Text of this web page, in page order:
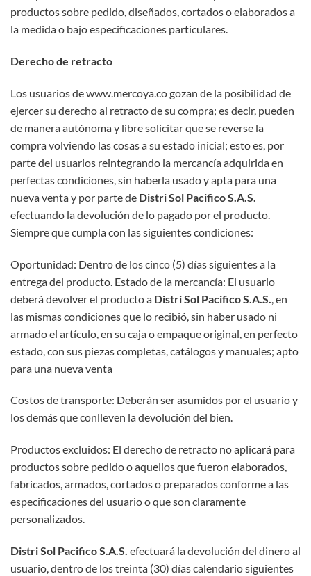
productos sobre pedido, diseñados, cortados o elaborados a
la medida o bajo especificaciones particulares.
Derecho de retracto
Los usuarios de www.mercoya.co gozan de la posibilidad de
ejercer su derecho al retracto de su compra; es decir, pueden
de manera autónoma y libre solicitar que se reverse la
compra volviendo las cosas a su estado inicial; esto es, por
parte del usuarios reintegrando la mercancía adquirida en
perfectas condiciones, sin haberla usado y apta para una
nueva venta y por parte de Distri Sol Pacifico S.A.S.
efectuando la devolución de lo pagado por el producto.
Siempre que cumpla con las siguientes condiciones:
Oportunidad: Dentro de los cinco (5) días siguientes a la
entrega del producto. Estado de la mercancía: El usuario
deberá devolver el producto a Distri Sol Pacifico S.A.S. , en
las mismas condiciones que lo recibió, sin haber usado ni
armado el artículo, en su caja o empaque original, en perfecto
estado, con sus piezas completas, catálogos y manuales; apto
para una nueva venta
Costos de transporte: Deberán ser asumidos por el usuario y
los demás que conlleven la devolución del bien.
Productos excluidos: El derecho de retracto no aplicará para
productos sobre pedido o aquellos que fueron elaborados,
fabricados, armados, cortados o preparados conforme a las
especificaciones del usuario o que son claramente
personalizados.
Distri Sol Pacifico S.A.S. efectuará la devolución del dinero al
usuario, dentro de los treinta (30) días calendario siguientes